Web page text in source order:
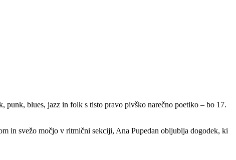
punk, blues, jazz in folk s tisto pravo pivško narečno poetiko – bo 17.
in svežo močjo v ritmični sekciji, Ana Pupedan obljublja dogodek, ki